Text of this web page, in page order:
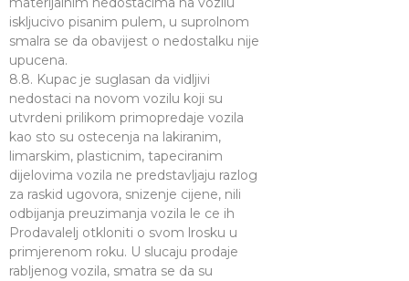
iskljucivo pisanim pulem, u suprolnom
smalra se da obavijest o nedostalku nije
upucena.
8.8. Kupac je suglasan da vidljivi
nedostaci na novom vozilu koji su
utvrdeni prilikom primopredaje vozila
kao sto su ostecenja na lakiranim,
limarskim, plasticnim, tapeciranim
dijelovima vozila ne predstavljaju razlog
za raskid ugovora, snizenje cijene, nili
odbijanja preuzimanja vozila le ce ih
Prodavalelj otkloniti o svom lrosku u
primjerenom roku. U slucaju prodaje
rabljenog vozila, smatra se da su